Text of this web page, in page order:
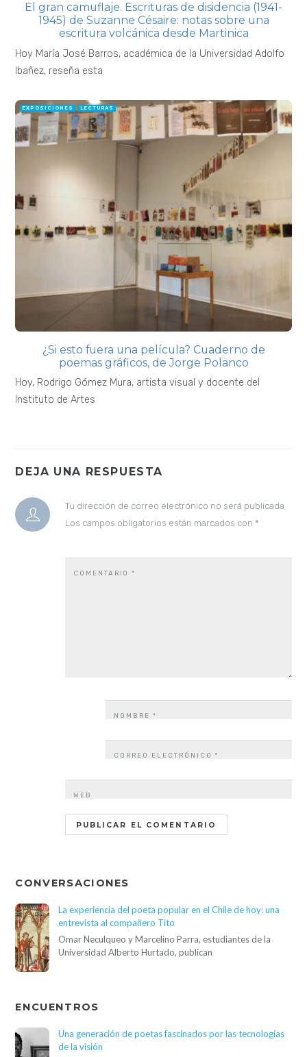
El gran camuflaje. Escrituras de disidencia (1941-
1945) de Suzanne Césaire: notas sobre una
escritura volcánica desde Martinica
Hoy María José Barros, académica de la Universidad Adolfo
Ibañez, reseña esta
EXPOSICIONES LECTURAS
¿Si esto fuera una película? Cuaderno de
poemas gráficos, de Jorge Polanco
Hoy, Rodrigo Gómez Mura, artista visual y docente del
Instituto de Artes
DEJA UNA RESPUESTA
Tu dirección de correo electrónico no será publicada.
Los campos obligatorios están marcados con *
COMENTARIO*
NOMBRE*
CORREO ELECTRÓNICO*
WEB
CONVERSACIONES
La experiencia del poeta popular en el Chile de hoy: una
entrevista al compañero Tito
Omar Neculqueo y Marcelino Parra, estudiantes de la
Universidad Alberto Hurtado, publican
ENCUENTROS
Una generación de poetas fascinados por las tecnologías
de la visión